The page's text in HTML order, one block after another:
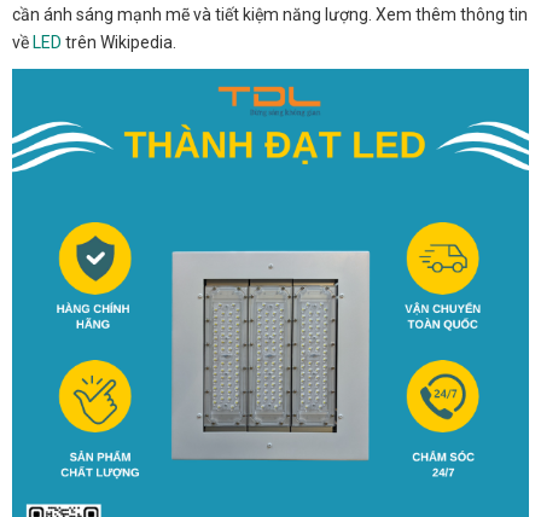
cần ánh sáng mạnh mẽ và tiết kiệm năng lượng. Xem thêm thông tin
về LED trên Wikipedia.